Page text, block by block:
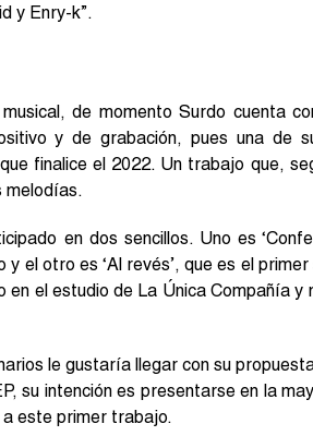
y Enry-k”.
de momento Surdo cuenta
y de grabación, pues una de
finalice el 2022. Un trabajo que,
melodías.
en dos sencillos. Uno es
y el otro es ‘Al revés’, que es el
en el estudio de La Única Compañía
le gustaría llegar con su
su intención es presentarse en la
este primer trabajo.